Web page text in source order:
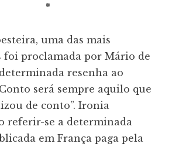
*
uma das mais
foi proclamada por Mário de
resenha ao
será sempre aquilo que
de conto”. Ironia
referir-se a determinada
em França paga pela